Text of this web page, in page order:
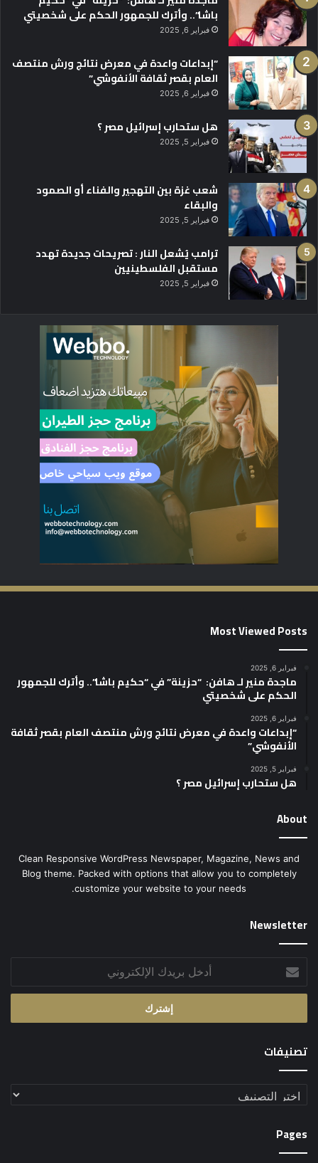
باشا”.. وأترك للجمهور الحكم على شخصيتي
فبراير 6, 2025
“إبداعات واعدة في معرض نتائج ورش منتصف
العام بقصر ثقافة الأنفوشي”
فبراير 6, 2025
هل ستحارب إسرائيل مصر ؟
فبراير 5, 2025
شعب غزة بين التهجير والفناء أو الصمود
والبقاء
فبراير 5, 2025
ترامب يُشعل النار : تصريحات جديدة تهدد
مستقبل الفلسطينيين
فبراير 5, 2025
Most Viewed Posts
فبراير 6, 2025
ماجدة منير لـ هافن: “حزينة” في “حكيم باشا”.. وأترك للجمهور
الحكم على شخصيتي
فبراير 6, 2025
“إبداعات واعدة في معرض نتائج ورش منتصف العام بقصر ثقافة
الأنفوشي”
فبراير 5, 2025
هل ستحارب إسرائيل مصر ؟
About
Clean Responsive WordPress Newspaper, Magazine, News and
Blog theme. Packed with options that allow you to completely
customize your website to your needs.
Newsletter
بريدك
الإلكتروني
تصنيفات
تصنيفات
Pages